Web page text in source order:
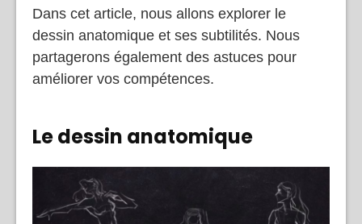
Dans cet article, nous allons explorer le
dessin anatomique et ses subtilités. Nous
partagerons également des astuces pour
améliorer vos compétences.
Le dessin anatomique